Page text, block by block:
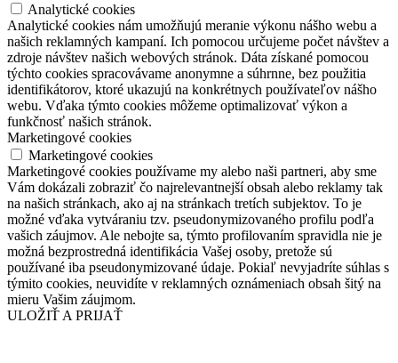
Analytické cookies
Analytické cookies nám umožňujú meranie výkonu nášho webu a
našich reklamných kampaní. Ich pomocou určujeme počet návštev a
zdroje návštev našich webových stránok. Dáta získané pomocou
týchto cookies spracovávame anonymne a súhrnne, bez použitia
identifikátorov, ktoré ukazujú na konkrétnych používateľov nášho
webu. Vďaka týmto cookies môžeme optimalizovať výkon a
funkčnosť našich stránok.
Marketingové cookies
Marketingové cookies
Marketingové cookies používame my alebo naši partneri, aby sme
Vám dokázali zobraziť čo najrelevantnejší obsah alebo reklamy tak
na našich stránkach, ako aj na stránkach tretích subjektov. To je
možné vďaka vytváraniu tzv. pseudonymizovaného profilu podľa
vašich záujmov. Ale nebojte sa, týmto profilovaním spravidla nie je
možná bezprostredná identifikácia Vašej osoby, pretože sú
používané iba pseudonymizované údaje. Pokiaľ nevyjadríte súhlas s
týmito cookies, neuvidíte v reklamných oznámeniach obsah šitý na
mieru Vašim záujmom.
ULOŽIŤ A PRIJAŤ